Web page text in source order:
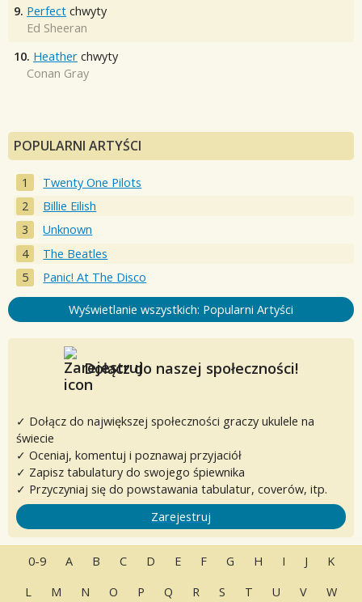
9. Perfect chwyty
Ed Sheeran
10. Heather chwyty
Conan Gray
POPULARNI ARTYŚCI
Twenty One Pilots
Billie Eilish
Unknown
The Beatles
Panic! At The Disco
Wyświetlanie wszystkich: Popularni Artyści
Dołącz do naszej społeczności!
✓ Dołącz do największej społeczności graczy ukulele na
świecie
✓ Oceniaj, komentuj i poznawaj przyjaciół
✓ Zapisz tabulatury do swojego śpiewnika
✓ Przyczyniaj się do powstawania tabulatur, coverów, itp.
Zarejestruj
0-9 A B C D E F G H I J
K
L
M N O P Q R S T U V W